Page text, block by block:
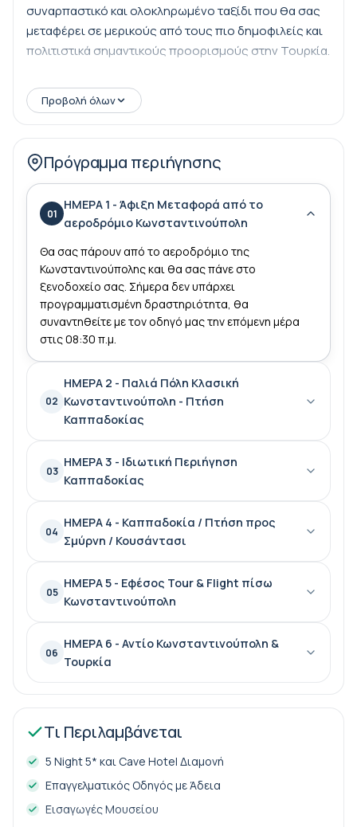
συναρπαστικό και ολοκληρωμένο ταξίδι που θα σας
μεταφέρει σε μερικούς από τους πιο δημοφιλείς και
πολιτιστικά σημαντικούς προορισμούς στην Τουρκία.
Η περιοδεία περιλαμβάνει επισκέψεις στην
τρεις από τις πιο εμβληματικές πόλεις της χώρας.
Η ξενάγηση είναι σχεδιασμένη για ταξιδιώτες που
θέλουν να εξερευνήσουν την ιστορία, τον πολιτισμό
και τη φυσική ομορφιά της Τουρκίας,
απολαμβάνοντας την ευκολία των πτήσεων για να
αξιοποιήσουν στο έπακρο το χρόνο τους.
Προβολή όλων
Πρόγραμμα περιήγησης
01
ΗΜΕΡΑ 1 - Άφιξη Μεταφορά από το
αεροδρόμιο Κωνσταντινούπολη
Θα σας πάρουν από το αεροδρόμιο της
Κωνσταντινούπολης και θα σας πάνε στο
ξενοδοχείο σας. Σήμερα δεν υπάρχει
προγραμματισμένη δραστηριότητα, θα
συναντηθείτε με τον οδηγό μας την επόμενη μέρα
στις 08:30 π.μ.
02
ΗΜΕΡΑ 2 - Παλιά Πόλη Κλασική
Κωνσταντινούπολη - Πτήση
Καππαδοκίας
03
ΗΜΕΡΑ 3 - Ιδιωτική Περιήγηση
Καππαδοκίας
04
ΗΜΕΡΑ 4 - Καππαδοκία / Πτήση προς
Σμύρνη / Κουσάντασι
05
ΗΜΕΡΑ 5 - Εφέσος Tour & Flight πίσω
Κωνσταντινούπολη
06
ΗΜΕΡΑ 6 - Αντίο Κωνσταντινούπολη &
Τουρκία
Τι Περιλαμβάνεται
5 Night 5* και Cave Hotel Διαμονή
Επαγγελματικός Οδηγός με Άδεια
Εισαγωγές Μουσείου